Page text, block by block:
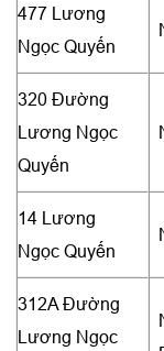
477 Lương
Ngọc Quyến
320 Đường
Lương Ngọc
Quyến
14 Lương
Ngọc Quyến
312A Đường
Lương Ngọc